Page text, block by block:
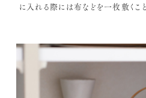
に入れる際には布などを一枚敷くこ